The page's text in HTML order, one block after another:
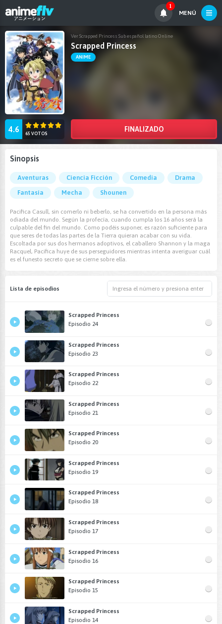
1
MENÚ
Ver Scrapped Princess Sub español latino Online
Scrapped Princess
ANIME
4.6 65 VOTOS
FINALIZADO
Sinopsis
Aventuras Ciencia Ficción Comedia
Drama
Fantasía
Mecha Shounen
Pacifica Casull, sin comerlo ni beberlo, se ha convertido en la persona más
odiada del mundo. Según la profecía, cuando cumpla los 16 años será la
culpable del fin del mundo. Como podéis suponer, es razón suficiente para
que seres de todas las partes de la Tierra quieran acabar con su vida.
Escoltada por sus dos hermanos adoptivos, el caballero Shannon y la maga
Racquel, Pacifica huye de sus perseguidores mientras intenta averiguar cuál
es el funesto secreto que se cierne sobre ella.
Lista de episodios
Scrapped Princess
Episodio 24
Scrapped Princess
Episodio 23
Scrapped Princess
Episodio 22
Scrapped Princess
Episodio 21
Scrapped Princess
Episodio 20
Scrapped Princess
Episodio 19
Scrapped Princess
Episodio 18
Scrapped Princess
Episodio 17
Scrapped Princess
Episodio 16
Scrapped Princess
Episodio 15
Scrapped Princess
Episodio 14